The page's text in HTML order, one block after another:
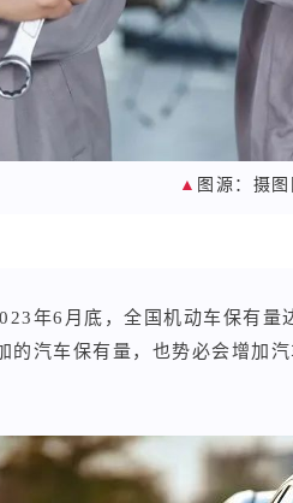
▲ 图源：摄图
年6月底， 全国机动车保有量
的汽车保有量，也势必会增加